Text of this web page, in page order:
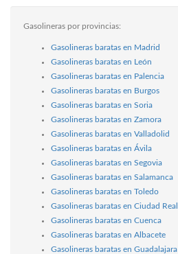
Gasolineras por provincias:
Gasolineras baratas en Madrid
Gasolineras baratas en León
Gasolineras baratas en Palencia
Gasolineras baratas en Burgos
Gasolineras baratas en Soria
Gasolineras baratas en Zamora
Gasolineras baratas en Valladolid
Gasolineras baratas en Ávila
Gasolineras baratas en Segovia
Gasolineras baratas en Salamanca
Gasolineras baratas en Toledo
Gasolineras baratas en Ciudad Real
Gasolineras baratas en Cuenca
Gasolineras baratas en Albacete
Gasolineras baratas en Guadalajara